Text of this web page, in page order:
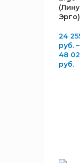
ПРУЖИННЫЙ
2
Эрго)
24
руб. –
48
руб.